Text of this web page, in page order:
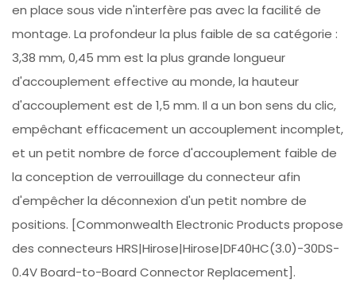
en place sous vide n'interfère pas avec la facilité de
montage. La profondeur la plus faible de sa catégorie :
3,38 mm, 0,45 mm est la plus grande longueur
d'accouplement effective au monde, la hauteur
d'accouplement est de 1,5 mm. Il a un bon sens du clic,
empêchant efficacement un accouplement incomplet,
et un petit nombre de force d'accouplement faible de
la conception de verrouillage du connecteur afin
d'empêcher la déconnexion d'un petit nombre de
positions. [Commonwealth Electronic Products propose
des connecteurs HRS|Hirose|Hirose|DF40HC(3.0)-30DS-
0.4V Board-to-Board Connector Replacement].